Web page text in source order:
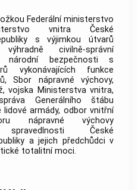
Federální ministerstvo
vnitra České
s výjimkou útvarů
výhradně civilně-správní
národní bezpečnosti s
vykonávajících funkce
Sbor nápravné výchovy,
vojska Ministerstva vnitra,
Generálního štábu
lidovéarmády, odbor vnitřní
nápravné výchovy
spravedlnosti České
a jejich předchůdci v
totalitní moci.